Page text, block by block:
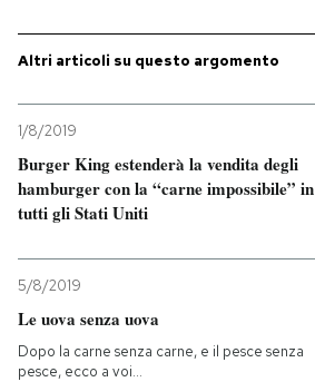
Altri articoli su questo argomento
1/8/2019
Burger King estenderà la vendita degli
hamburger con la “carne impossibile” in
tutti gli Stati Uniti
5/8/2019
Le uova senza uova
Dopo la carne senza carne, e il pesce senza
pesce, ecco a voi...